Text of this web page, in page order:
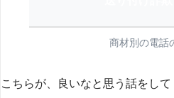
商材別の電話
こちらが、良いなと思う話をし